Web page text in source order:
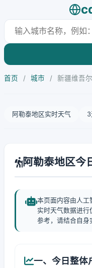
首页 / 城市 / 新疆维吾
阿勒泰地区实时天气
阿勒泰地区今
本页面内容由人工
实时天气数据进
参考，请结合自身
一、今日整体